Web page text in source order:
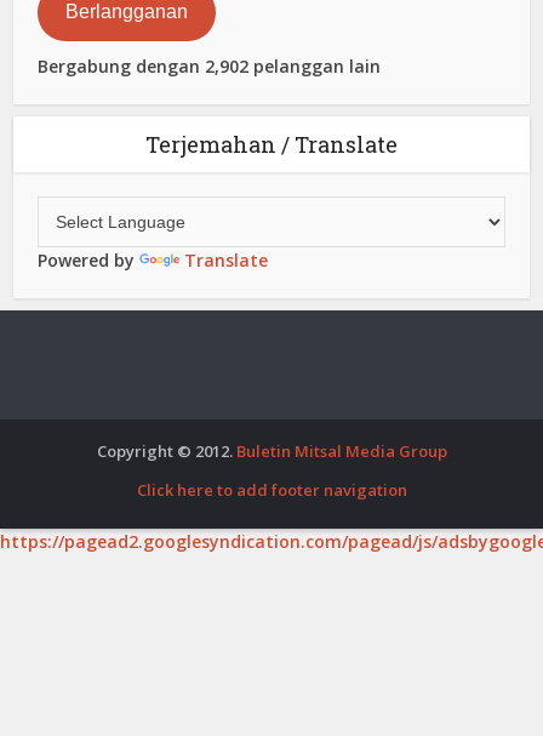
Berlangganan
Bergabung dengan 2,902 pelanggan lain
Terjemahan / Translate
Powered by Translate
Copyright © 2012. Buletin Mitsal Media Group
Click here to add footer navigation
https://pagead2.googlesyndication.com/pagead/js/